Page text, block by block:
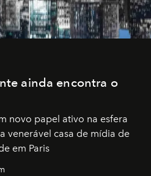
ainda encontra o
novo papel ativo na esfera
venerável casa de mídia de
em Paris